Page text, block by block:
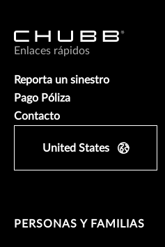
Enlaces rápidos
Reporta un sinestro
Pago Póliza
Contacto
United States
PERSONAS Y FAMILIAS